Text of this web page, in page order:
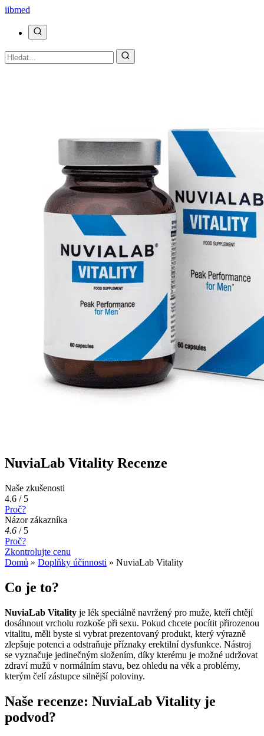
iibmed
NuviaLab Vitality Recenze
Naše zkušenosti
4.6 / 5
Proč?
Názor zákazníka
4.6 / 5
Proč?
Zkontrolujte cenu
Domů » Doplňky účinnosti » NuviaLab Vitality
Co je to?
NuviaLab Vitality je lék speciálně navržený pro muže, kteří chtějí
dosáhnout vrcholu rozkoše při sexu. Pokud chcete pocítit přirozenou
vitalitu, měli byste si vybrat prezentovaný produkt, který výrazně
zlepšuje potenci a odstraňuje příznaky erektilní dysfunkce. Nástroj
se vyznačuje jedinečným složením, díky kterému je možné udržovat
zdraví mužů v normálním stavu, bez ohledu na věk a problémy,
kterým čelí zástupce silnější poloviny.
Naše recenze: NuviaLab Vitality je
podvod?